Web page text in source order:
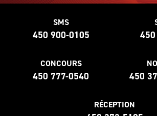
SMS
450 900-0105
CONCOURS
450 777-0540 450
RÉCEPTION